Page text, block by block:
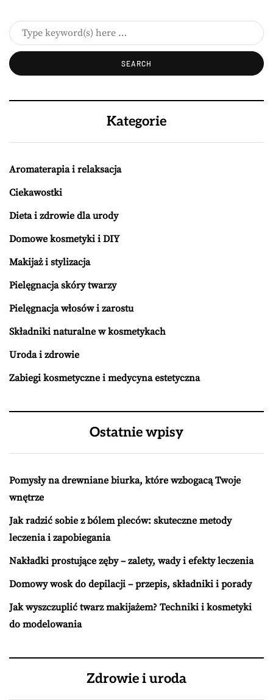
Kategorie
Aromaterapia i relaksacja
Ciekawostki
Dieta i zdrowie dla urody
Domowe kosmetyki i DIY
Makijaż i stylizacja
Pielęgnacja skóry twarzy
Pielęgnacja włosów i zarostu
Składniki naturalne w kosmetykach
Uroda i zdrowie
Zabiegi kosmetyczne i medycyna estetyczna
Ostatnie wpisy
Pomysły na drewniane biurka, które wzbogacą Twoje
wnętrze
Jak radzić sobie z bólem pleców: skuteczne metody
leczenia i zapobiegania
Nakładki prostujące zęby – zalety, wady i efekty leczenia
Domowy wosk do depilacji – przepis, składniki i porady
Jak wyszczuplić twarz makijażem? Techniki i kosmetyki
do modelowania
Zdrowie i uroda